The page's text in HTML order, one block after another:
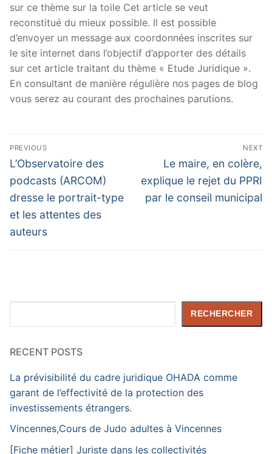
sur ce thème sur la toile Cet article se veut
reconstitué du mieux possible. Il est possible
d’envoyer un message aux coordonnées inscrites sur
le site internet dans l’objectif d’apporter des détails
sur cet article traitant du thème « Etude Juridique ».
En consultant de manière régulière nos pages de blog
vous serez au courant des prochaines parutions.
Navigation
de
l’article
PREVIOUS
Previous
post:
L’Observatoire des
podcasts (ARCOM)
dresse le portrait-type
et les attentes des
auteurs
NEXT
Next
post:
Le maire, en colère,
explique le rejet du PPRI
par le conseil municipal
RECHERCHER
RECENT POSTS
La prévisibilité du cadre juridique OHADA comme
garant de l’effectivité de la protection des
investissements étrangers.
Vincennes,Cours de Judo adultes à Vincennes
[Fiche métier] Juriste dans les collectivités